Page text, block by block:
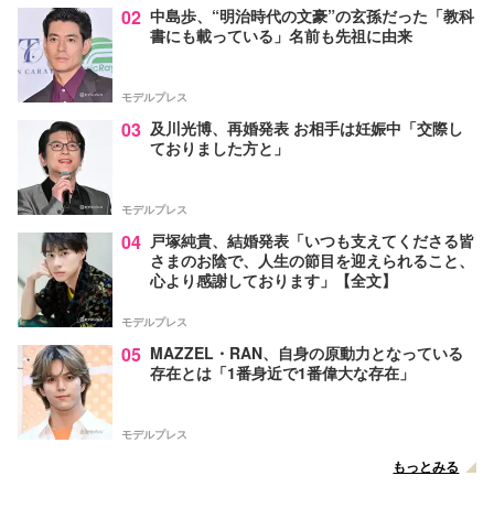
02 中島歩、“明治時代の文豪”の玄孫だった「教科
書にも載っている」名前も先祖に由来
モデルプレス
03 及川光博、再婚発表 お相手は妊娠中「交際し
ておりました方と」
モデルプレス
04 戸塚純貴、結婚発表「いつも支えてくださる皆
さまのお陰で、人生の節目を迎えられること、
心より感謝しております」【全文】
モデルプレス
05 MAZZEL・RAN、自身の原動力となっている
存在とは「1番身近で1番偉大な存在」
モデルプレス
もっとみる